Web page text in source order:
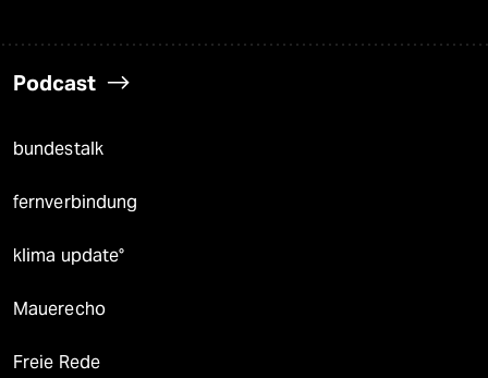
Podcast
bundestalk
fernverbindung
klima update°
Mauerecho
Freie Rede